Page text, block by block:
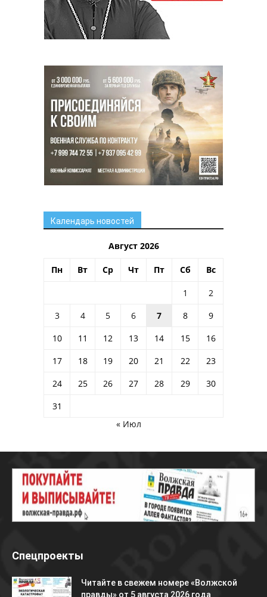
Календарь новостей
Август 2026
Пн Вт Ср Чт Пт Сб Вс
1
2
3
4 5 6 7 8
9
10
11 12 13 14 15
16
17
18 19 20 21 22
23
24
25 26 27 28 29
30
31
« Июл
Спецпроекты
Читайте в свежем номере «Волжской
правды» от 5 августа 2026 года